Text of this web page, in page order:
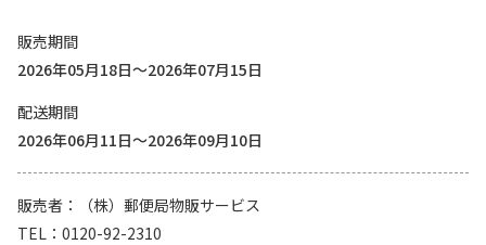
販売期間
2026年05月18日～2026年07月15日
配送期間
2026年06月11日～2026年09月10日
販売者
（株）郵便局物販サービス
TEL
0120-92-2310